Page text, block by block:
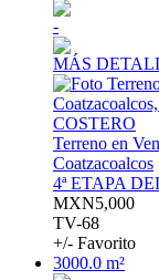
-
MÁS
Terreno en
Coatzacoalcos
4ª ETAPA
MXN5,000
TV-68
+/- Favorito
3000.0 m²